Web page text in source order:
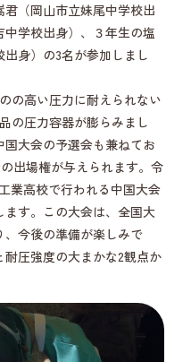
（岡山市立妹尾中学校出
学校出身）、３年生の塩
身）の3名が参加しまし
の高い圧力に耐えられない
の圧力容器が膨らみまし
大会の予選会も兼ねてお
出場権が与えられます。令
業高校で行われる中国大会
す。この大会は、全国大
今後の準備が楽しみで
圧強度の大まかな2観点か